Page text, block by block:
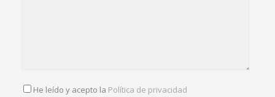
He leído y acepto la Política de privacidad